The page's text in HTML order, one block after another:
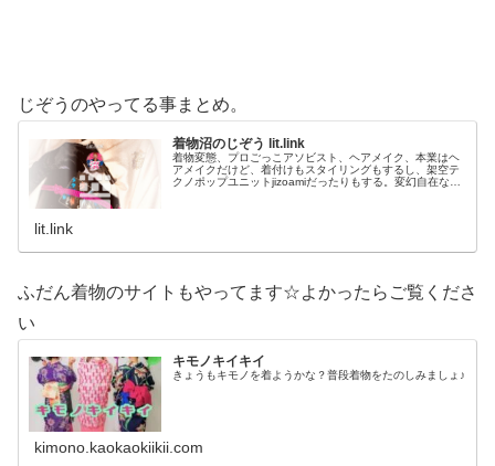
じぞうのやってる事まとめ。
着物沼のじぞう lit.link
着物変態、プロごっこアソビスト、ヘアメイク、本業はヘ
アメイクだけど、着付けもスタイリングもするし、架空テ
クノポップユニットjizoamiだったりもする。変幻自在なた
lit.link
ふだん着物のサイトもやってます☆よかったらご覧くださ
い
キモノキイキイ
きょうもキモノを着ようかな？普段着物をたのしみましょ♪
kimono.kaokaokiikii.com